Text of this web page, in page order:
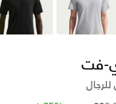
رمادي أسود
فت